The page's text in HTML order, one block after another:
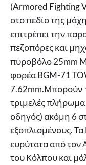
(Armored Fighting
στο πεδίο της
επιτρέπει την
πεζοπόρες και
πυροβόλο 25mm
φορέα BGM-71
7.62mm.Μπορούν
τριμελές
οδηγός) ακόμη 6
εξοπλισμένους.
ευρύτατα από τον
του Κόλπου και